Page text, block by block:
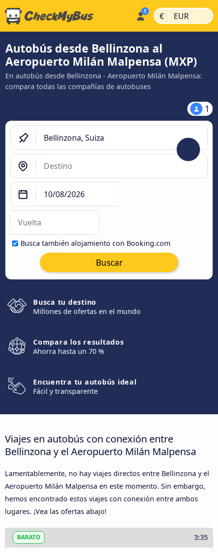
€ | EUR |
Autobús desde Bellinzona al
Aeropuerto Milán Malpensa (MXP)
En autobús desde Bellinzona - Aeropuerto Milán Malpensa:
compara todas las compañías de autobuses
1
Busca también alojamiento con Booking.com
Buscar
Busca tu destino
Millones de ofertas en el mundo
Compara los resultados
Ahorra hasta un 70 %
Encuentra tu autobús ideal
Fácil y transparente
Viajes en autobús con conexión entre
Bellinzona y el Aeropuerto Milán Malpensa
Lamentablemente, no hay viajes directos entre Bellinzona y el
Aeropuerto Milán Malpensa en este momento. Sin embargo,
hemos encontrado estos viajes con conexión entre ambos
lugares. ¡Vea las ofertas abajo!
BARATO 3:35